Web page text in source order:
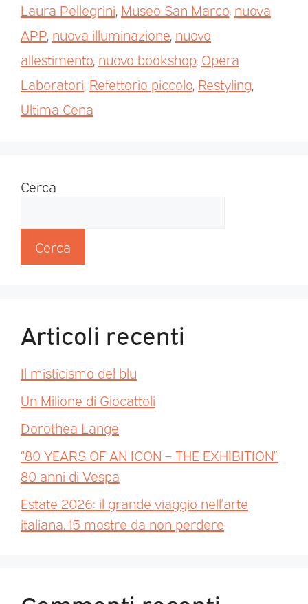
Laura Pellegrini, Museo San Marco, nuova
APP, nuova illuminazione, nuovo
allestimento, nuovo bookshop, Opera
Laboratori, Refettorio piccolo, Restyling,
Ultima Cena
Cerca
Cerca
Articoli recenti
Il misticismo del blu
Un Milione di Giocattoli
Dorothea Lange
“80 YEARS OF AN ICON – THE EXHIBITION”
80 anni di Vespa
Estate 2026: il grande viaggio nell’arte
italiana. 15 mostre da non perdere